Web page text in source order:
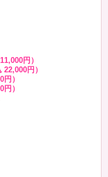
円）
円）
）
）